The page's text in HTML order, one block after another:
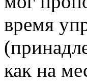
время
как на